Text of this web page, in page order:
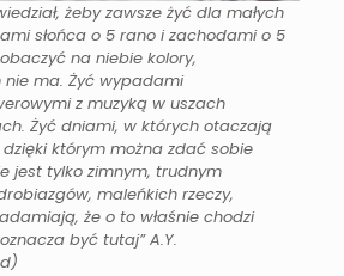
żeby zawsze żyć dla małych
słońca o 5 rano i zachodami o 5
na niebie kolory,
ma. Żyć wypadami
z muzyką w uszach
Żyć dniami, w których otaczają
którym można zdać sobie
jest tylko zimnym, trudnym
maleńkich rzeczy,
że o to właśnie chodzi
być tutaj” A.Y.